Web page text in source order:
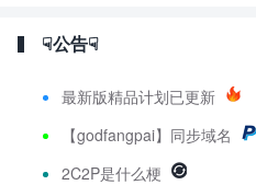
☟公告☟
最新版精品计划已更新
【godfangpai】同步域名
2C2P是什么梗